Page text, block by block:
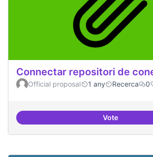
Connectar repositori de
Official proposal 1 any Recerca 0
VoteConnectar